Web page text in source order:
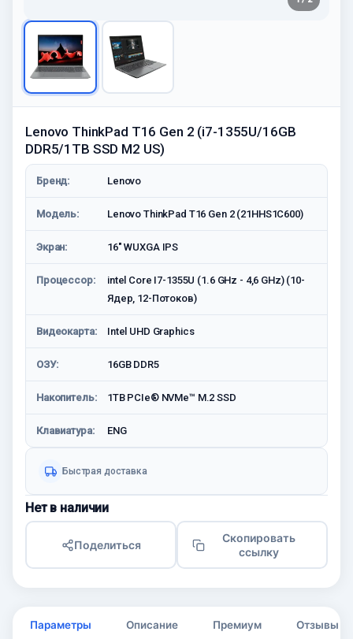
Lenovo ThinkPad T16 Gen 2 (i7-1355U/16GB
DDR5/1TB SSD M2 US)
Бренд: Lenovo
Модель: Lenovo ThinkPad T16 Gen 2 (21HHS1C600)
Экран: 16" WUXGA IPS
Процессор:
intel Core I7-1355U (1.6 GHz - 4,6 GHz) (10-
Ядер, 12-Потоков)
Видеокарта: Intel UHD Graphics
ОЗУ: 16GB DDR5
Накопитель: 1TB PCIe® NVMe™ M.2 SSD
Клавиатура: ENG
Быстрая доставка
Нет в наличии
Поделиться
Скопировать
ссылку
Параметры Описание Премиум Отзывы